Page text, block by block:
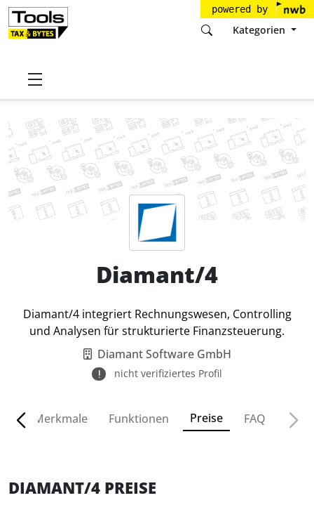
powered by
Kategorien
Startseite
Diamant/4
Diamant/4 integriert Rechnungswesen, Controlling
und Analysen für strukturierte Finanzsteuerung.
Diamant Software GmbH
nicht verifiziertes Profil
Merkmale Funktionen Preise FAQ
DIAMANT/4 PREISE